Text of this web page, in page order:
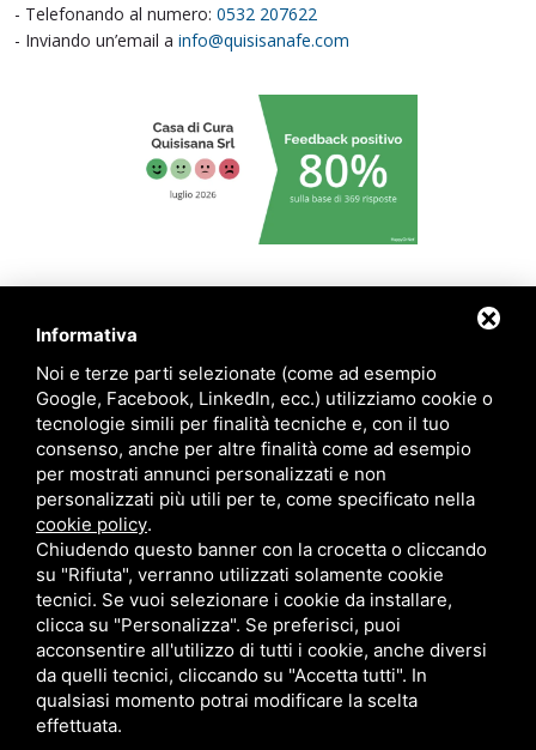
- Telefonando al numero: 0532 207622
- Inviando un’email a info@quisisanafe.com
Informativa
Noi e terze parti selezionate (come ad esempio
Google, Facebook, LinkedIn, ecc.) utilizziamo cookie o
tecnologie simili per finalità tecniche e, con il tuo
consenso, anche per altre finalità come ad esempio
per mostrati annunci personalizzati e non
personalizzati più utili per te, come specificato nella
cookie policy.
Chiudendo questo banner con la crocetta o cliccando
su "Rifiuta", verranno utilizzati solamente cookie
tecnici. Se vuoi selezionare i cookie da installare,
clicca su "Personalizza". Se preferisci, puoi
acconsentire all'utilizzo di tutti i cookie, anche diversi
da quelli tecnici, cliccando su "Accetta tutti". In
qualsiasi momento potrai modificare la scelta
effettuata.